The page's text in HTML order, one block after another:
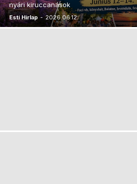
nyári kiruccanások
Esti Hírlap - 2026.06.12.